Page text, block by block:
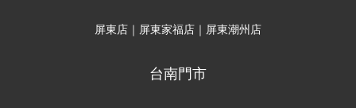
屏東店｜屏東家福店｜屏東潮州店
台南門市